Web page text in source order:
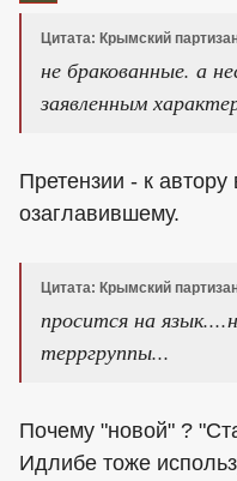
Цитата: Крымский
не бракованные. а
заявленным
Претензии - к
озаглавившему.
Цитата: Крымский
просится на
терргруппы...
Почему "новой" ?
Идлибе тоже